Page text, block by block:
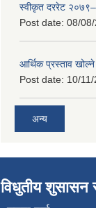
स्वीकृत दररेट
Post date: 08/
आर्थिक प्रस्ताव
Post date: 10/
अन्य
विधुतीय शुसासन